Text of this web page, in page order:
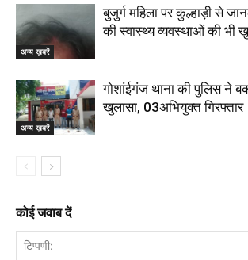
अन्य ख़बरें
बुजुर्ग महिला पर कुल्हाड़ी से
की स्वास्थ्य व्यवस्थाओं की भी
अन्य ख़बरें
गोशांईगंज थाना की पुलिस ने
खुलासा, 03अभियुक्त गिरफ्तार
कोई जवाब दें